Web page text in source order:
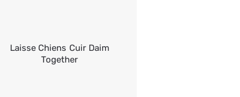
Laisse Chiens Cuir Daim
Together